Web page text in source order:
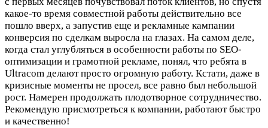
какое-то время совместной работы действительно все
пошло вверх, а запустив еще и рекламные кампании
конверсия по сделкам выросла на глазах. На самом деле,
когда стал углубляться в особенности работы по SEO-
оптимизации и грамотной рекламе, понял, что ребята в
Ultracom делают просто огромную работу. Кстати, даже в
кризисные моменты не просел, все равно был небольшой
рост. Намерен продолжать плодотворное сотрудничество.
Рекомендую присмотреться к компании, работают быстро
и качественно!